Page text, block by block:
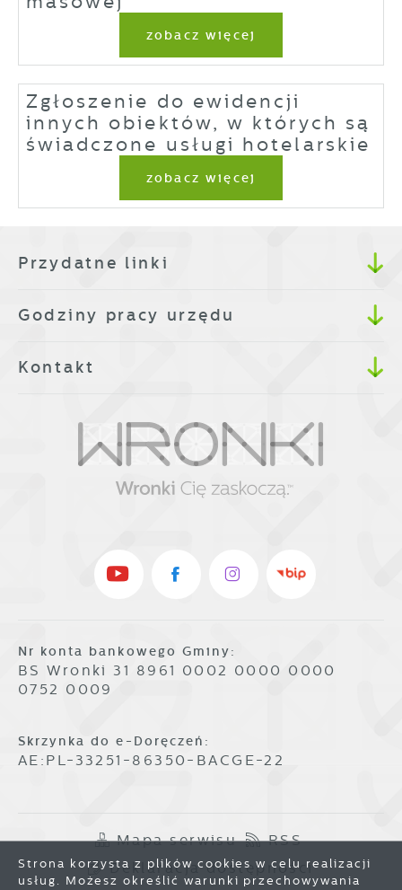
zobacz więcej
Zgłoszenie do ewidencji
innych obiektów, w których są
świadczone usługi hotelarskie
zobacz więcej
Przydatne linki
Godziny pracy urzędu
Kontakt
Nr konta bankowego Gminy:
BS Wronki 31 8961 0002 0000 0000
0752 0009
Skrzynka do e-Doręczeń:
AE:PL-33251-86350-BACGE-22
Mapa serwisu
RSS
Deklaracja dostępności
Strona korzysta z plików cookies w celu realizacji
usług. Możesz określić warunki przechowywania